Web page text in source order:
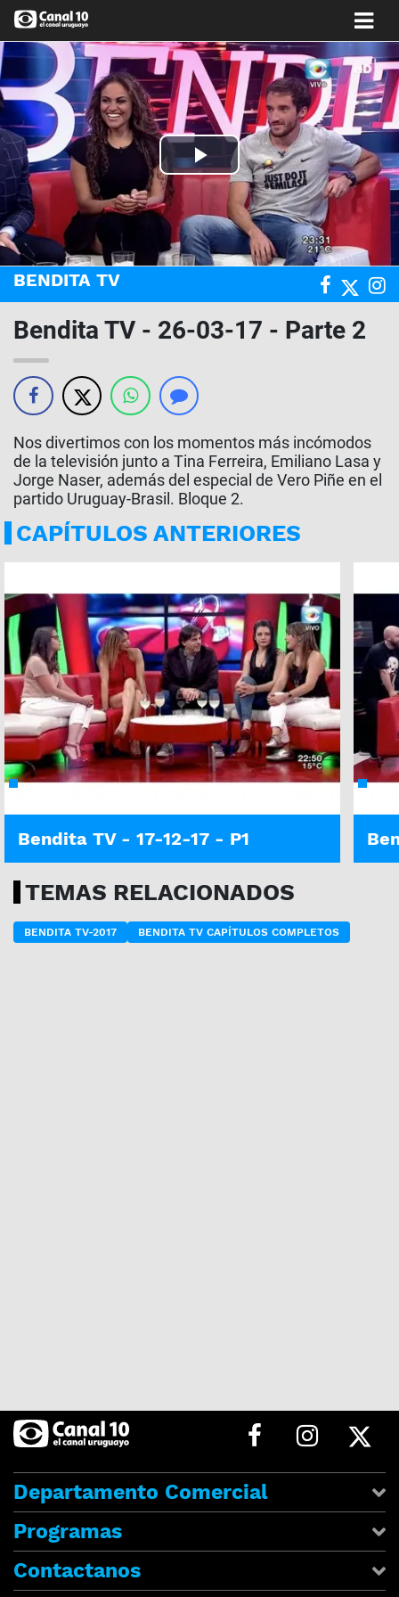
Play
Video
BENDITA TV
Bendita TV - 26-03-17 - Parte 2
Nos divertimos con los momentos más incómodos
de la televisión junto a Tina Ferreira, Emiliano Lasa y
Jorge Naser, además del especial de Vero Piñe en el
partido Uruguay-Brasil. Bloque 2.
CAPÍTULOS ANTERIORES
Bendita TV - 17-12-17 - P1
TEMAS RELACIONADOS
BENDITA TV-2017 BENDITA TV CAPÍTULOS COMPLETOS
Departamento Comercial
Programas
Contactanos